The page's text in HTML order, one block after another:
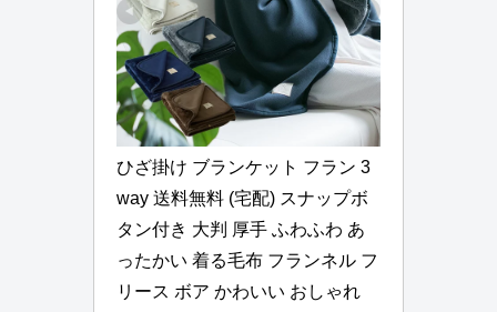
ひざ掛け ブランケット フラン 3
way 送料無料 (宅配) スナップボ
タン付き 大判 厚手 ふわふわ あ
ったかい 着る毛布 フランネル フ
リース ボア かわいい おしゃれ